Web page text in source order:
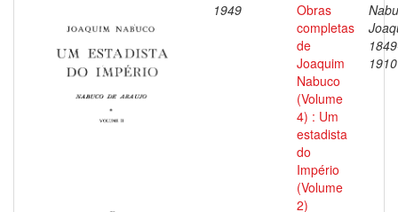
1949
Obras
completas
de
Joaquim
Nabuco
(Volume
4) : Um
estadista
do
Império
(Volume
2)
1910